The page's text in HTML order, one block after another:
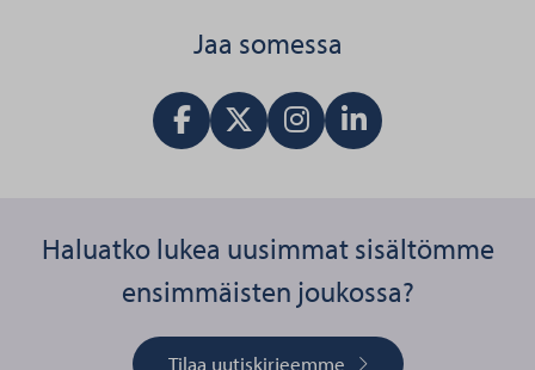
Jaa somessa
Haluatko lukea uusimmat sisältömme
ensimmäisten joukossa?
Tilaa uutiskirjeemme